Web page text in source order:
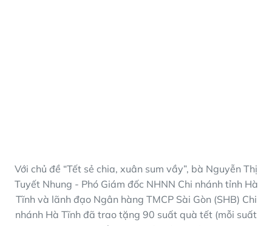
Với chủ đề “Tết sẻ chia, xuân sum vầy”, bà Nguyễn Thị
Tuyết Nhung - Phó Giám đốc NHNN Chi nhánh tỉnh Hà
Tĩnh và lãnh đạo Ngân hàng TMCP Sài Gòn (SHB) Chi
nhánh Hà Tĩnh đã trao tặng 90 suất quà tết (mỗi suất